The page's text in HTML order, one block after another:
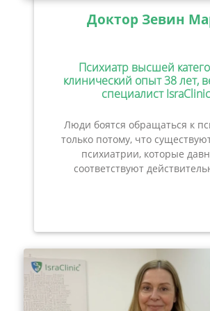
Доктор Зевин
Психиатр высшей
клинический опыт 38 лет,
специалист IsraClinic
Люди боятся обращаться к
только потому, что
психиатрии, которые
соответствуют